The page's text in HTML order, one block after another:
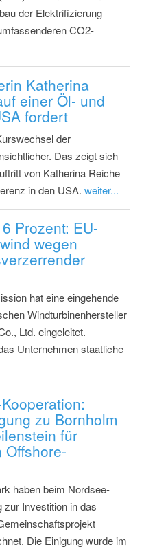
der Elektrifizierung
CO2-
Katherina
einer Öl- und
fordert
der
Das zeigt sich
von Katherina Reiche
in den USA. weiter...
Prozent: EU-
wegen
hat eine eingehende
Windturbinenhersteller
Ltd. eingeleitet.
Unternehmen staatliche
zu Bornholm
für
haben beim Nordsee-
zur Investition in das
Die Einigung wurde im